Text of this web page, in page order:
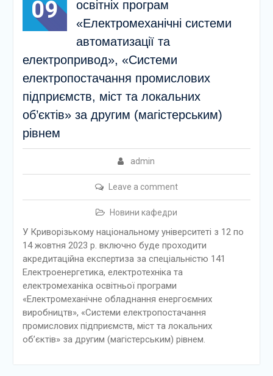
09
освітніх програм
«Електромеханічні системи
автоматизації та
електропривод», «Системи
електропостачання промислових
підприємств, міст та локальних
об’єктів» за другим (магістерським)
рівнем
admin
Leave a comment
Новини кафедри
У Криворізькому національному університеті з 12 по
14 жовтня 2023 р. включно буде проходити
акредитаційна експертиза за спеціальністю 141
Електроенергетика, електротехніка та
електромеханіка освітньої програми
«Електромеханічне обладнання енергоємних
виробництв», «Системи електропостачання
промислових підприємств, міст та локальних
об’єктів» за другим (магістерським) рівнем.